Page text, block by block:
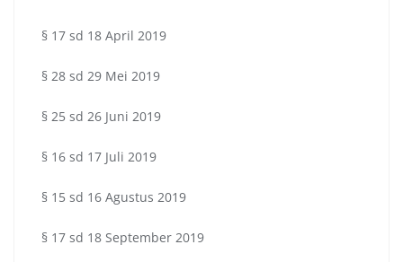
§ 17 sd 18 April 2019
§ 28 sd 29 Mei 2019
§ 25 sd 26 Juni 2019
§ 16 sd 17 Juli 2019
§ 15 sd 16 Agustus 2019
§ 17 sd 18 September 2019